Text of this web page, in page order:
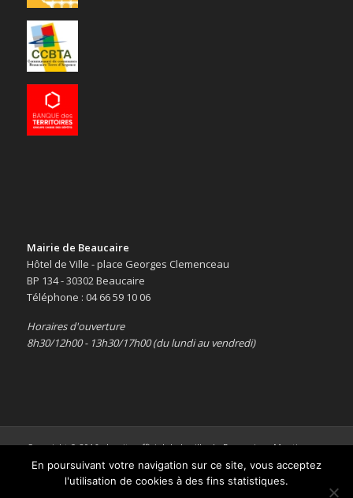
Mairie de Beaucaire
Hôtel de Ville - place Georges Clemenceau
BP 134 - 30302 Beaucaire
Téléphone : 04 66 59 10 06
Horaires d'ouverture
8h30/12h00 - 13h30/17h00 (du lundi au vendredi)
Copyright © 2016 -Le site officiel de la ville de Beaucaire-Mentions
légales
En poursuivant votre navigation sur ce site, vous acceptez
l'utilisation de cookies à des fins statistiques.